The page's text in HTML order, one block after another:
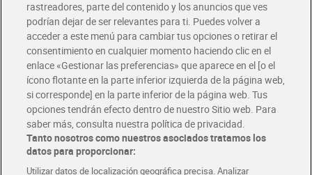
Únete al CLUB Dia
Disfruta las ventajas y ofertas exclusivas.
Descárgate la APP Dia
Folletos y Tiendas
Descubre las mejores ofertas y busca tu tienda más cercana
Tarjeta MaX Dia
Te devuelve hasta 8€/mes de tus compras.
¡Solicita tu tarjeta de crédito aquí!
rastreadores, parte del contenido y los anuncios que ves
podrían dejar de ser relevantes para ti. Puedes volver a
acceder a este menú para cambiar tus opciones o retirar el
consentimiento en cualquier momento haciendo clic en el
enlace «Gestionar las preferencias» que aparece en el [o el
ícono flotante en la parte inferior izquierda de la página web,
si corresponde] en la parte inferior de la página web. Tus
opciones tendrán efecto dentro de nuestro Sitio web. Para
saber más, consulta nuestra política de privacidad.
Tanto nosotros como nuestros asociados tratamos los
datos para proporcionar:
Utilizar datos de localización geográfica precisa. Analizar